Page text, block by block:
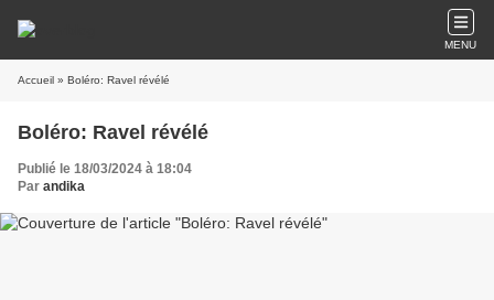
MENU
Accueil » Boléro: Ravel révélé
Boléro: Ravel révélé
Publié le 18/03/2024 à 18:04
Par andika